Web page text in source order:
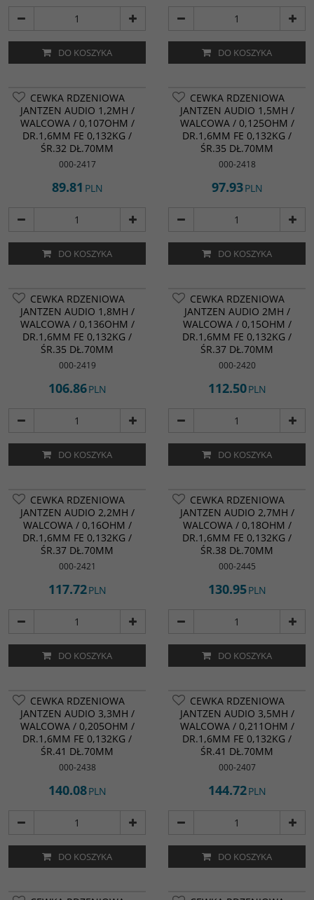
DO KOSZYKA DO KOSZYKA
CEWKA RDZENIOWA
JANTZEN AUDIO 1,2MH /
WALCOWA / 0,107OHM /
DR.1,6MM FE 0,132KG /
ŚR.32 DŁ.70MM
000-2417
89.81 PLN
DO KOSZYKA
CEWKA RDZENIOWA
JANTZEN AUDIO 1,5MH /
WALCOWA / 0,125OHM /
DR.1,6MM FE 0,132KG /
ŚR.35 DŁ.70MM
000-2418
97.93PLN
DO KOSZYKA
CEWKA RDZENIOWA
JANTZEN AUDIO 1,8MH /
WALCOWA / 0,136OHM /
DR.1,6MM FE 0,132KG /
ŚR.35 DŁ.70MM
000-2419
106.86PLN
DO KOSZYKA
CEWKA RDZENIOWA
JANTZEN AUDIO 2MH /
WALCOWA / 0,15OHM /
DR.1,6MM FE 0,132KG /
ŚR.37 DŁ.70MM
000-2420
112.50PLN
DO KOSZYKA
CEWKA RDZENIOWA
JANTZEN AUDIO 2,2MH /
WALCOWA / 0,16OHM /
DR.1,6MM FE 0,132KG /
ŚR.37 DŁ.70MM
000-2421
117.72PLN
DO KOSZYKA
CEWKA RDZENIOWA
JANTZEN AUDIO 2,7MH /
WALCOWA / 0,18OHM /
DR.1,6MM FE 0,132KG /
ŚR.38 DŁ.70MM
000-2445
130.95PLN
DO KOSZYKA
CEWKA RDZENIOWA
JANTZEN AUDIO 3,3MH /
WALCOWA / 0,205OHM /
DR.1,6MM FE 0,132KG /
ŚR.41 DŁ.70MM
000-2438
140.08PLN
DO KOSZYKA
CEWKA RDZENIOWA
JANTZEN AUDIO 3,5MH /
WALCOWA / 0,211OHM /
DR.1,6MM FE 0,132KG /
ŚR.41 DŁ.70MM
000-2407
144.72PLN
DO KOSZYKA